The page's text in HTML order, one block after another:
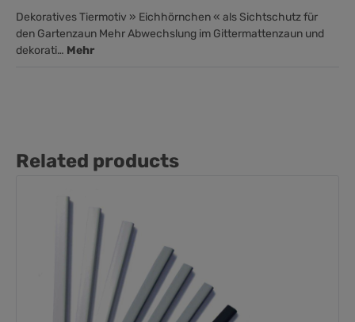
Dekoratives Tiermotiv » Eichhörnchen « als Sichtschutz für
den Gartenzaun Mehr Abwechslung im Gittermattenzaun und
dekorati… Mehr
Related products